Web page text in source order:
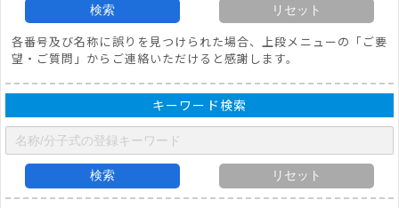
検索 リセット
各番号及び名称に誤りを見つけられた場合、上段メニューの「ご要
望・ご質問」からご連絡いただけると感謝します。
キーワード検索
検索 リセット